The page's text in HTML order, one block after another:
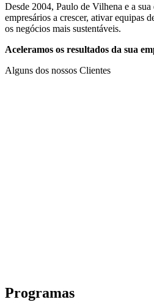
Desde 2004, Paulo de Vilhena e a
empresários a crescer, ativar equipas
os negócios mais sustentáveis.
Aceleramos os resultados da sua
Alguns dos nossos Clientes
Programas